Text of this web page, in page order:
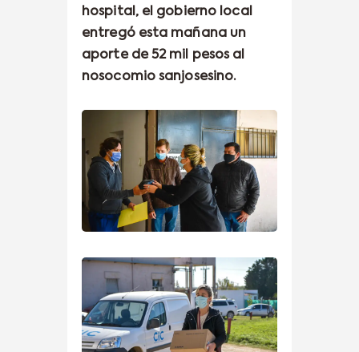
hospital, el gobierno local
entregó esta mañana un
aporte de 52 mil pesos al
nosocomio sanjosesino.